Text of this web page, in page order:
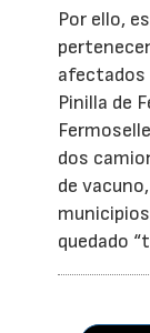
Por ello,
afectados
Pinilla de
dos
de
quedado